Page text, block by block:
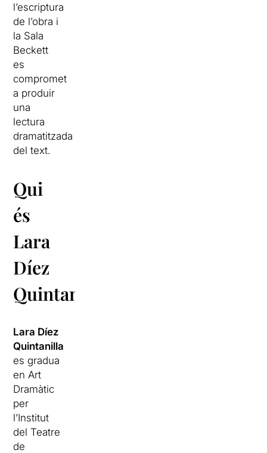
l’escriptura
de l’obra i
la Sala
Beckett
es
compromet
a produir
una
lectura
dramatitzada
del text.
Qui
és
Lara
Díez
Quintanilla?
Lara Díez
Quintanilla
es gradua
en Art
Dramàtic
per
l’Institut
del Teatre
de